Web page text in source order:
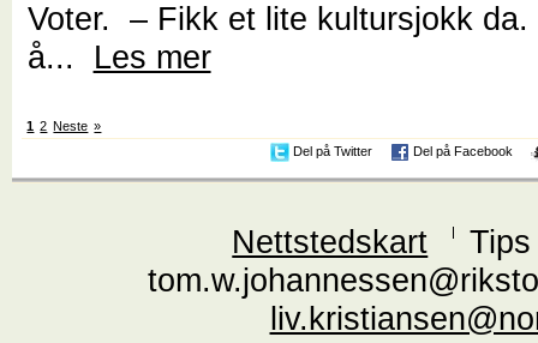
Voter. – Fikk et lite kultursjokk da.
å... Les mer
1 2 Neste »
Del på Twitter
Del på Facebook
Nettstedskart